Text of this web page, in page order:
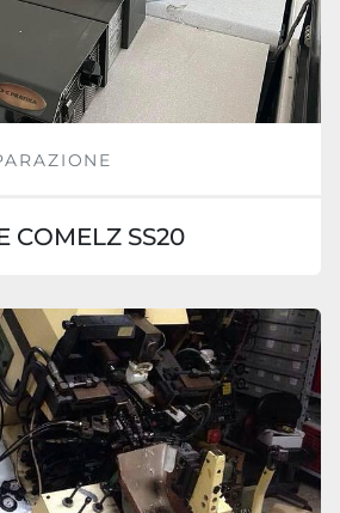
COMELZ SS20